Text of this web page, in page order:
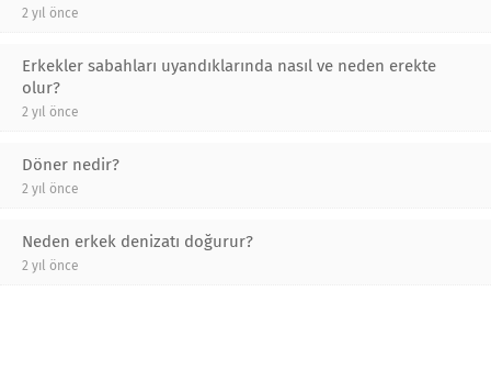
2 yıl önce
Erkekler sabahları uyandıklarında nasıl ve neden erekte
olur?
2 yıl önce
Döner nedir?
2 yıl önce
Neden erkek denizatı doğurur?
2 yıl önce